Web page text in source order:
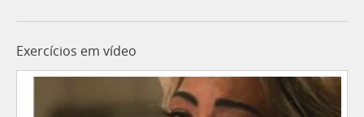
Exercícios em vídeo